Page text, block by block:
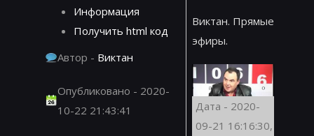
Информация
Получить html код
Автор - Виктан
Опубликовано - 2020-
10-22 21:43:41
Виктан. Прямые
эфиры.
Дата - 2020-
09-21 16:16:30,